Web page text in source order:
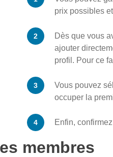
prix possibles
Dès que vous
ajouter
profil. Pour ce
Vous pouvez
occuper la
Enfin,
membres